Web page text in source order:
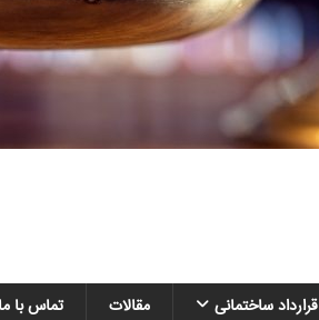
قرارداد ساختمانی مقالات تماس با ما